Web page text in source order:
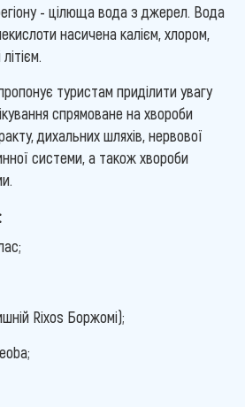
- цілюща вода з джерел. Вода
насичена калієм, хлором,
туристам приділити увагу
спрямоване на хвороби
дихальних шляхів, нервової
системи, а також хвороби
Rixos Боржомі);